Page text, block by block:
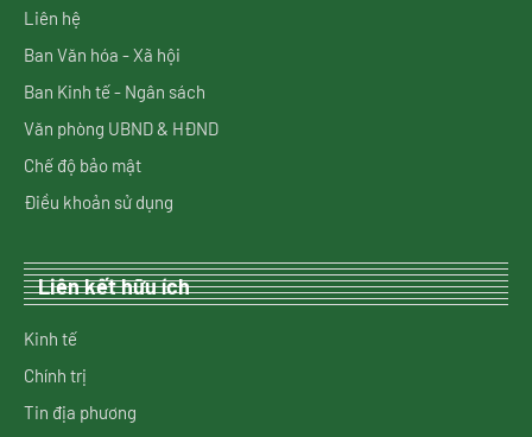
Liên hệ
Ban Văn hóa - Xã hội
Ban Kinh tế - Ngân sách
Văn phòng UBND & HĐND
Chế độ bảo mật
Điều khoản sử dụng
Liên kết hữu ích
Kinh tế
Chính trị
Tin địa phương